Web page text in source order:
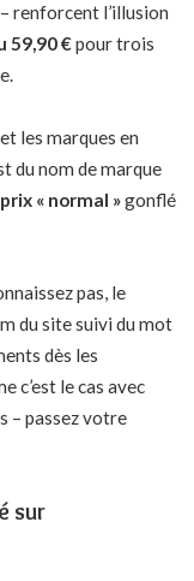
renforcent l’illusion
59,90 €pour trois
les marques en
du nom de marque
prix « normal »gonflé
pas, le
du site suivi du mot
dès les
c’est le cas avec
– passez votre
sur